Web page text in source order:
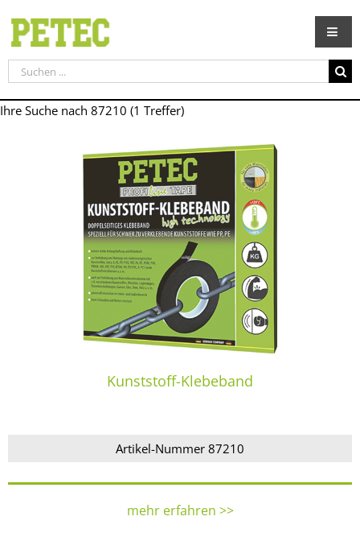
Inhalt
springen
Suche
nach:
Ihre Suche nach 87210 (1 Treffer)
Kunststoff-Klebeband
Artikel-Nummer 87210
mehr erfahren >>